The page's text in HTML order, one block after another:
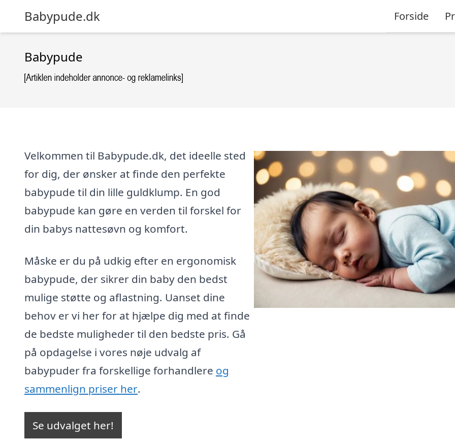
Babypude.dk Forside
Babypude
Velkommen til Babypude.dk, det ideelle sted
for dig, der ønsker at finde den perfekte
babypude til din lille guldklump. En god
babypude kan gøre en verden til forskel for
din babys nattesøvn og komfort.
Måske er du på udkig efter en ergonomisk
babypude, der sikrer din baby den bedst
mulige støtte og aflastning. Uanset dine
behov er vi her for at hjælpe dig med at finde
de bedste muligheder til den bedste pris. Gå
på opdagelse i vores nøje udvalg af
babypuder fra forskellige forhandlere og
sammenlign priser her.
Se udvalget her!